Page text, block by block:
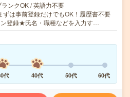
ンクOK / 英語力不要
は事前登録だけでもOK！履歴書不要
登録★氏名・職種などを入力す…
代 40代 50代 60代